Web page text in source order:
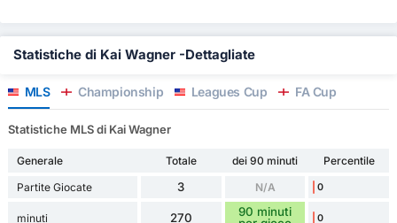
Statistiche di Kai Wagner -Dettagliate
MLS Championship Leagues Cup FA Cup
Statistiche MLS di Kai Wagner
Generale Totale dei 90 minuti
Percentile
Partite Giocate
3 N/A 0
minuti 270
90 minuti
0